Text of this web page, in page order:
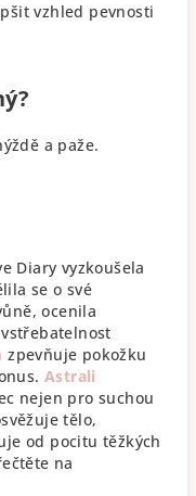
vzhled pevnosti
a paže.
Diary vyzkoušela
se o své
ocenila
zpevňuje pokožku
Astrali
nejen pro suchou
tělo,
od pocitu těžkých
na